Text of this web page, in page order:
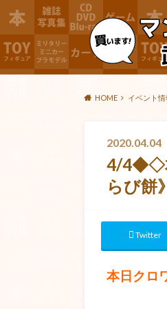
HOME イベント情
2020.04.04
4/4◆◇
らび餅
Twitter
本日クロ